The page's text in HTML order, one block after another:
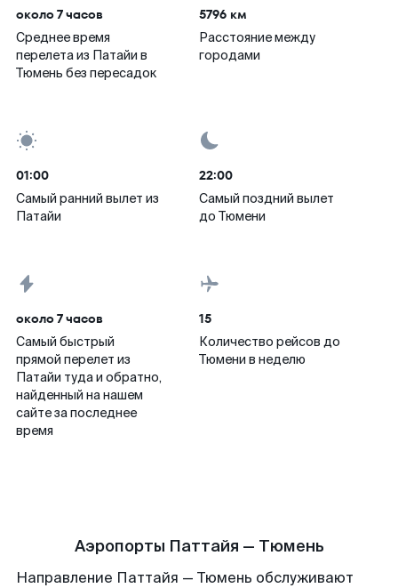
около 7 часов
Среднее время
перелета из Патайи в
Тюмень без пересадок
5796 км
Расстояние между
городами
01:00
Самый ранний вылет из
Патайи
22:00
Самый поздний вылет
до Тюмени
около 7 часов
Самый быстрый
прямой перелет из
Патайи туда и обратно,
найденный на нашем
сайте за последнее
время
15
Количество рейсов до
Тюмени в неделю
Аэропорты Паттайя — Тюмень
Направление Паттайя — Тюмень обслуживают